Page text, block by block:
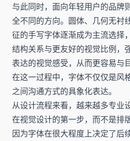
与此同时，面向年轻用户的品牌
全不同的方向。圆体、几何无衬
征的手写字体逐渐成为主流选择
结构关系与更友好的视觉比例，
表达的视觉感受，从而更容易与
在这一过程中，字体不仅仅是风
之间沟通方式的具象化表达。
从设计流程来看，越来越多专业
在视觉设计的第一步，而不是排
因为字体在很大程度上决定了后